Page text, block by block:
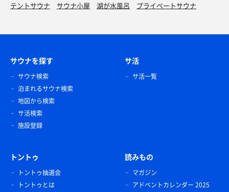
テントサウナ
サウナ小屋 湖が水風呂 プライベートサウナ
サウナを探す
サウナ検索
泊まれるサウナ検索
地図から検索
サ活検索
施設登録
サ活
サ活一覧
トントゥ
トントゥ抽選会
トントゥとは
読みもの
マガジン
アドベントカレンダー 2025